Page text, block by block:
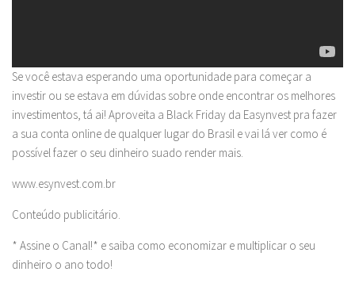
Se você estava esperando uma oportunidade para começar a
investir ou se estava em dúvidas sobre onde encontrar os melhores
investimentos, tá ai! Aproveita a Black Friday da Easynvest pra fazer
a sua conta online de qualquer lugar do Brasil e vai lá ver como é
possível fazer o seu dinheiro suado render mais.
www.esynvest.com.br
Conteúdo publicitário.
* Assine o Canal!* e saiba como economizar e multiplicar o seu
dinheiro o ano todo!